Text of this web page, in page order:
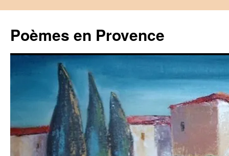
contenu
Poèmes en Provence